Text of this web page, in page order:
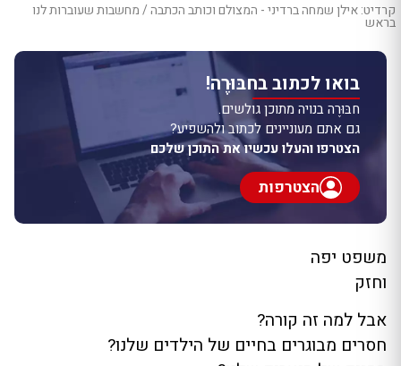
קרדיט: אילן שמחה ברדיני - המצולם וכותב הכתבה / מחשבות שעוברות לנו
בראש
בואו לכתוב בחבּוּרֶה!
חבּוּרֶה בנויה מתוכן גולשים.
גם אתם מעוניינים לכתוב ולהשפיע?
הצטרפו והעלו עכשיו את התוכן שלכם
הצטרפות
משפט יפה
וחזק
אבל למה זה קורה?
חסרים מבוגרים בחיים של הילדים שלנו?